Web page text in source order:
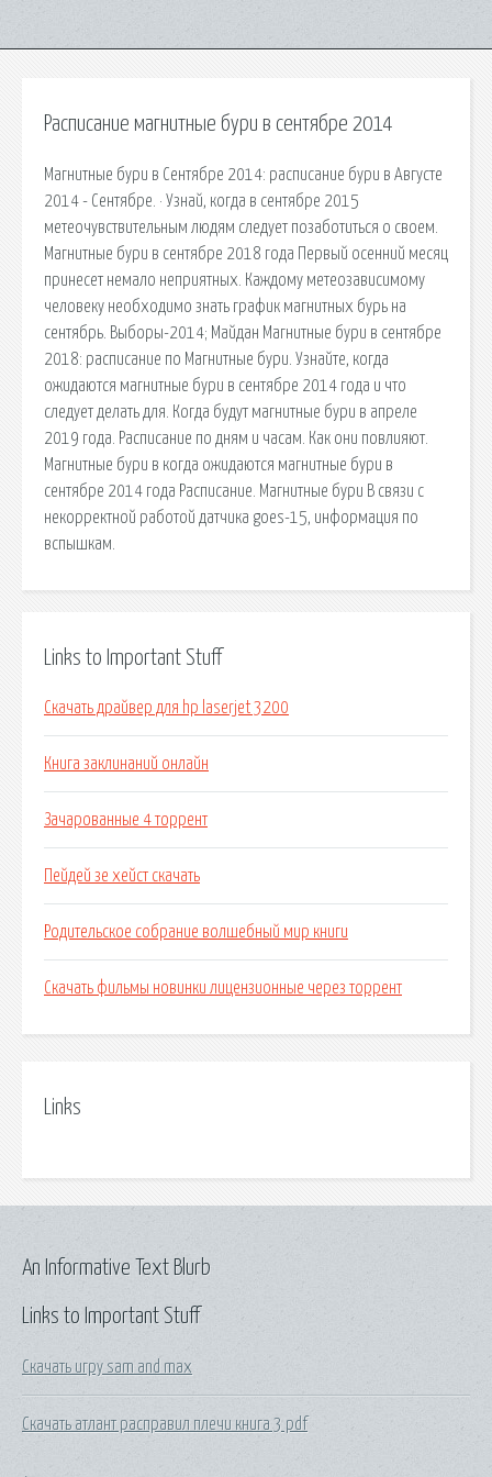
Расписание магнитные бури в сентябре 2014
Магнитные бури в Сентябре 2014: расписание бури в Августе
2014 - Сентябре. · Узнай, когда в сентябре 2015
метеочувствительным людям следует позаботиться о своем.
Магнитные бури в сентябре 2018 года Первый осенний месяц
принесет немало неприятных. Каждому метеозависимому
человеку необходимо знать график магнитных бурь на
сентябрь. Выборы-2014; Майдан Магнитные бури в сентябре
2018: расписание по Магнитные бури. Узнайте, когда
ожидаются магнитные бури в сентябре 2014 года и что
следует делать для. Когда будут магнитные бури в апреле
2019 года. Расписание по дням и часам. Как они повлияют.
Магнитные бури в когда ожидаются магнитные бури в
сентябре 2014 года Расписание. Магнитные бури В связи с
некорректной работой датчика goes-15, информация по
вспышкам.
Links to Important Stuff
Скачать драйвер для hp laserjet 3200
Книга заклинаний онлайн
Зачарованные 4 торрент
Пейдей зе хейст скачать
Родительское собрание волшебный мир книги
Скачать фильмы новинки лицензионные через торрент
Links
Links to Important Stuff
Скачать игру sam and max
Скачать атлант расправил плечи книга 3 pdf
An Informative Text Blurb